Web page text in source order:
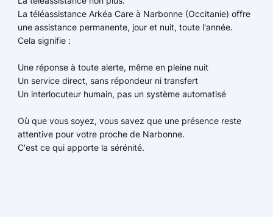
La téléassistance Arkéa Care à Narbonne (Occitanie) offre
une assistance permanente, jour et nuit, toute l'année.
Cela signifie :
Une réponse à toute alerte, même en pleine nuit
Un service direct, sans répondeur ni transfert
Un interlocuteur humain, pas un système automatisé
Où que vous soyez, vous savez que une présence reste
attentive pour votre proche de Narbonne.
C'est ce qui apporte la sérénité.